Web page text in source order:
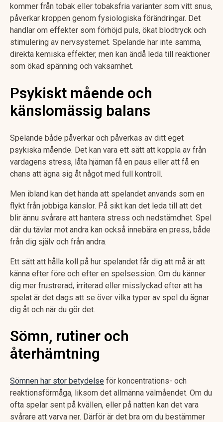
kommer från tobak eller tobaksfria varianter som vitt snus,
påverkar kroppen genom fysiologiska förändringar. Det
handlar om effekter som förhöjd puls, ökat blodtryck och
stimulering av nervsystemet. Spelande har inte samma,
direkta kemiska effekter, men kan ändå leda till reaktioner
som ökad spänning och vaksamhet.
Psykiskt mående och
känslomässig balans
Spelande både påverkar och påverkas av ditt eget
psykiska mående. Det kan vara ett sätt att koppla av från
vardagens stress, låta hjärnan få en paus eller att få en
chans att ägna sig åt något med full kontroll.
Men ibland kan det hända att spelandet används som en
flykt från jobbiga känslor. På sikt kan det leda till att det
blir ännu svårare att hantera stress och nedstämdhet. Spel
där du tävlar mot andra kan också innebära en press, både
från dig själv och från andra.
Ett sätt att hålla koll på hur spelandet får dig att må är att
känna efter före och efter en spelsession. Om du känner
dig mer frustrerad, irriterad eller misslyckad efter att ha
spelat är det dags att se över vilka typer av spel du ägnar
dig åt och när du gör det.
Sömn, rutiner och
återhämtning
Sömnen har stor betydelse för koncentrations- och
reaktionsförmåga, liksom det allmänna välmåendet. Om du
ofta spelar sent på kvällen, eller på natten kan det vara
svårare att varva ner. Därför är det bra om du bestämmer